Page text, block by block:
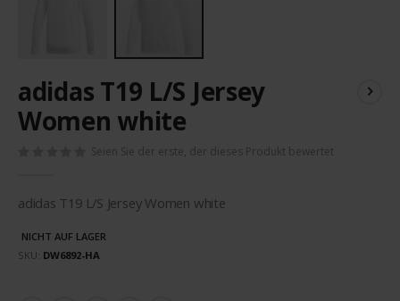
Anfang
der
Bildergalerie
adidas T19 L/S Jersey
Women white
Seien Sie der erste, der dieses Produkt bewertet
adidas T19 L/S Jersey Women white
NICHT AUF LAGER
SKU DW6892-HA